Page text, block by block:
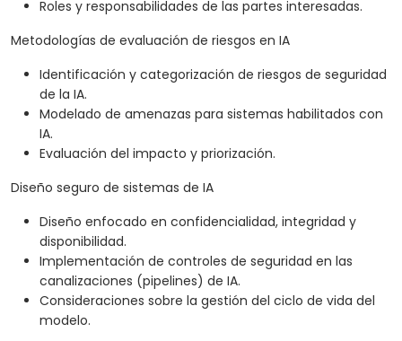
Roles y responsabilidades de las partes interesadas.
Metodologías de evaluación de riesgos en IA
Identificación y categorización de riesgos de seguridad
de la IA.
Modelado de amenazas para sistemas habilitados con
IA.
Evaluación del impacto y priorización.
Diseño seguro de sistemas de IA
Diseño enfocado en confidencialidad, integridad y
disponibilidad.
Implementación de controles de seguridad en las
canalizaciones (pipelines) de IA.
Consideraciones sobre la gestión del ciclo de vida del
modelo.